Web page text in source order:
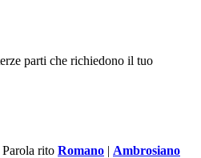
parti che richiedono il tuo
Parola rito Romano | Ambrosiano